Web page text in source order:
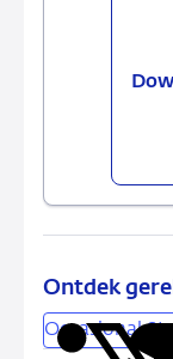
Ontdek
Occasional